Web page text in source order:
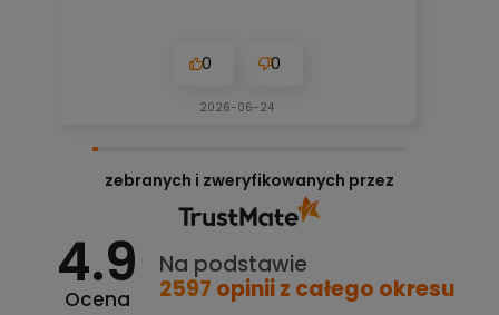
0 0
2026-06-24
zebranych i zweryfikowanych przez
4.9
Ocena
Na podstawie
2597 opiniiz całego okresu